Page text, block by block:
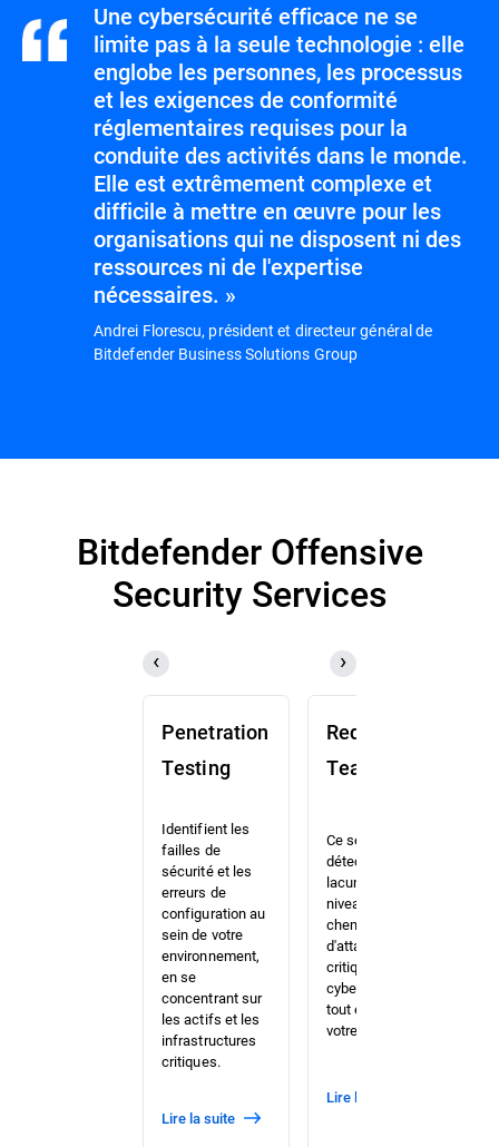
Une cybersécurité efficace ne se
limite pas à la seule technologie : elle
englobe les personnes, les processus
et les exigences de conformité
réglementaires requises pour la
conduite des activités dans le monde.
Elle est extrêmement complexe et
difficile à mettre en œuvre pour les
organisations qui ne disposent ni des
ressources ni de l'expertise
nécessaires. »
Andrei Florescu, président et directeur général de
Bitdefender Business Solutions Group
Bitdefender Offensive
Security Services
Penetration
Testing
Identifient les
failles de
sécurité et les
erreurs de
configuration au
sein de votre
environnement,
en se
concentrant sur
les actifs et les
infrastructures
critiques.
lire la suite
Red
Teaming
Ce service
détecte les
lacunes au
niveau de votre
chemin
d'attaque
critique avant les
cybercriminels
tout en testant
votre Blue Team.
lire la suite